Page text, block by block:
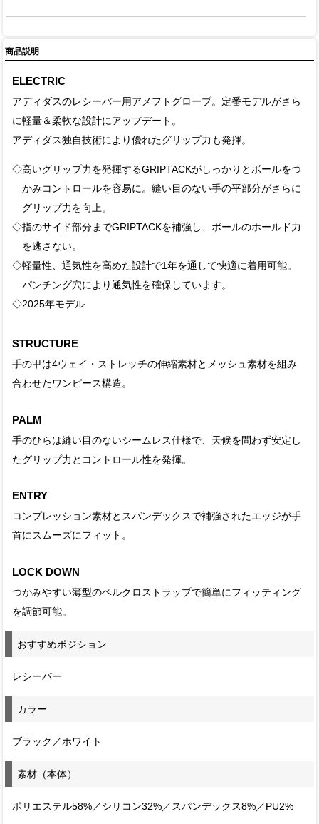
商品説明
ELECTRIC
アディダスのレシーバー用アメフトグローブ。定番モデルがさら
に軽量＆柔軟な設計にアップデート。
アディダス独自技術により優れたグリップ力も発揮。
◇高いグリップ力を発揮するGRIPTACKがしっかりとボールをつ
かみコントロールを容易に。縫い目のない手の平部分がさらに
グリップ力を向上。
◇指のサイド部分までGRIPTACKを補強し、ボールのホールド力
を逃さない。
◇軽量性、通気性を高めた設計で1年を通して快適に着用可能。
パンチング穴により通気性を確保しています。
◇2025年モデル
STRUCTURE
手の甲は4ウェイ・ストレッチの伸縮素材とメッシュ素材を組み
合わせたワンピース構造。
PALM
手のひらは縫い目のないシームレス仕様で、天候を問わず安定し
たグリップ力とコントロール性を発揮。
ENTRY
コンプレッション素材とスパンデックスで補強されたエッジが手
首にスムーズにフィット。
LOCK DOWN
つかみやすい薄型のベルクロストラップで簡単にフィッティング
を調節可能。
おすすめポジション
レシーバー
カラー
ブラック／ホワイト
素材（本体）
ポリエステル58%／シリコン32%／スパンデックス8%／PU2%